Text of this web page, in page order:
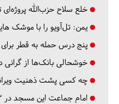
خلع سلاح حزب‌الله
یمن: تل‌آویو را با موشک
پنج درس‌ حمله به قطر برای
خوشحالی بانک‌ها از گرانی
چه کسی پشت ذهنیت ویرانگر
امام جماعت این مسجد در ۳ سال، نمازگزاران را ۴ برابر کرد